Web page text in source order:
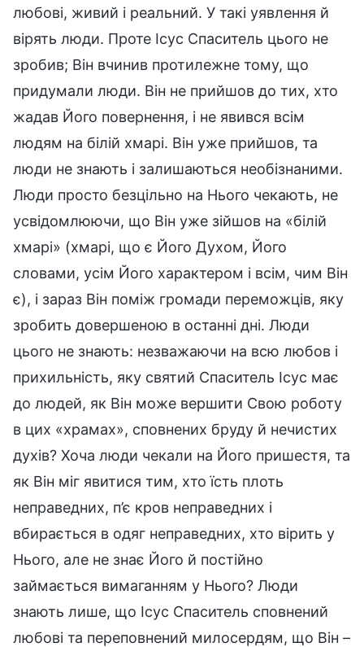
любові, живий і реальний. У такі уявлення й
вірять люди. Проте Ісус Спаситель цього не
зробив; Він вчинив протилежне тому, що
придумали люди. Він не прийшов до тих, хто
жадав Його повернення, і не явився всім
людям на білій хмарі. Він уже прийшов, та
люди не знають і залишаються необізнаними.
Люди просто безцільно на Нього чекають, не
усвідомлюючи, що Він уже зійшов на «білій
хмарі» (хмарі, що є Його Духом, Його
словами, усім Його характером і всім, чим Він
є), і зараз Він поміж громади переможців, яку
зробить довершеною в останні дні. Люди
цього не знають: незважаючи на всю любов і
прихильність, яку святий Спаситель Ісус має
до людей, як Він може вершити Свою роботу
в цих «храмах», сповнених бруду й нечистих
духів? Хоча люди чекали на Його пришестя, та
як Він міг явитися тим, хто їсть плоть
неправедних, п’є кров неправедних і
вбирається в одяг неправедних, хто вірить у
Нього, але не знає Його й постійно
займається вимаганням у Нього? Люди
знають лише, що Ісус Спаситель сповнений
любові та переповнений милосердям, що Він –